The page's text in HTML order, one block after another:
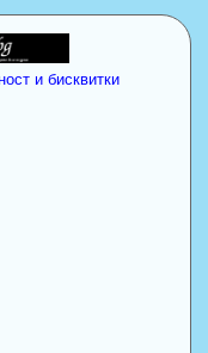
и бисквитки